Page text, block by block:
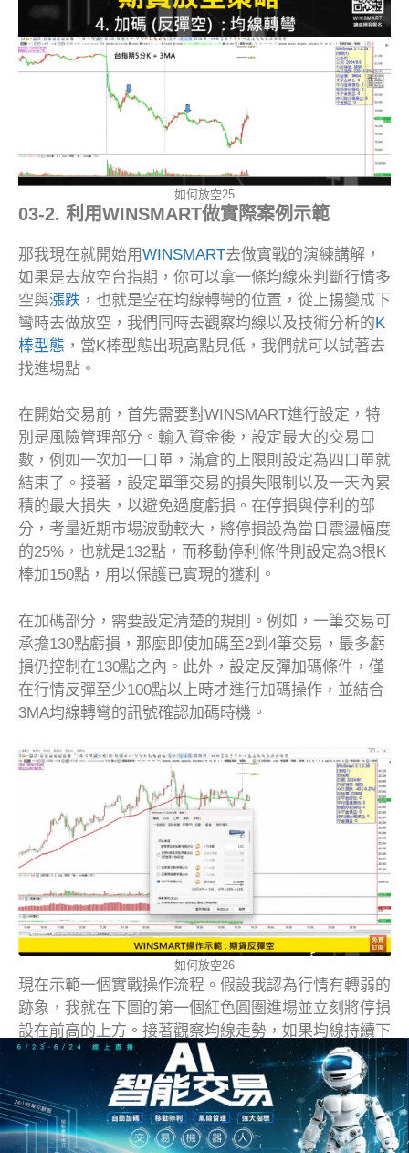
如何放空25
03-2. 利用WINSMART做實際案例示範
那我現在就開始用WINSMART去做實戰的演練講解，
如果是去放空台指期，你可以拿一條均線來判斷行情多
空與漲跌 ，也就是空在均線轉彎的位置，從上揚變成下
彎時去做放空，我們同時去觀察均線以及技術分析的K
棒型態 ，當K棒型態出現高點見低，我們就可以試著去
找進場點。
在開始交易前，首先需要對WINSMART進行設定，特
別是風險管理部分。輸入資金後，設定最大的交易口
數，例如一次加一口單，滿倉的上限則設定為四口單就
結束了。接著，設定單筆交易的損失限制以及一天內累
積的最大損失，以避免過度虧損。在停損與停利的部
分，考量近期市場波動較大，將停損設為當日震盪幅度
的25%，也就是132點，而移動停利條件則設定為3根K
棒加150點，用以保護已實現的獲利。
在加碼部分，需要設定清楚的規則。例如，一筆交易可
承擔130點虧損，那麼即使加碼至2到4筆交易，最多虧
損仍控制在130點之內。此外，設定反彈加碼條件，僅
在行情反彈至少100點以上時才進行加碼操作，並結合
3MA均線轉彎的訊號確認加碼時機。
如何放空26
現在示範一個實戰操作流程。假設我認為行情有轉弱的
跡象，我就在下圖的第一個紅色圓圈進場並立刻將停損
設在前高的上方。接著觀察均線走勢，如果均線持續下
彎，表示行情仍在空頭趨勢中，這時候我們就採取反彈
空的策略。除非行情脫離空頭趨勢，否則反彈空一般都
會奏效，而如果失敗，也代表行情暫時不走空頭。
進場後，我會根據市場走勢進行管理。若行情沒有達到